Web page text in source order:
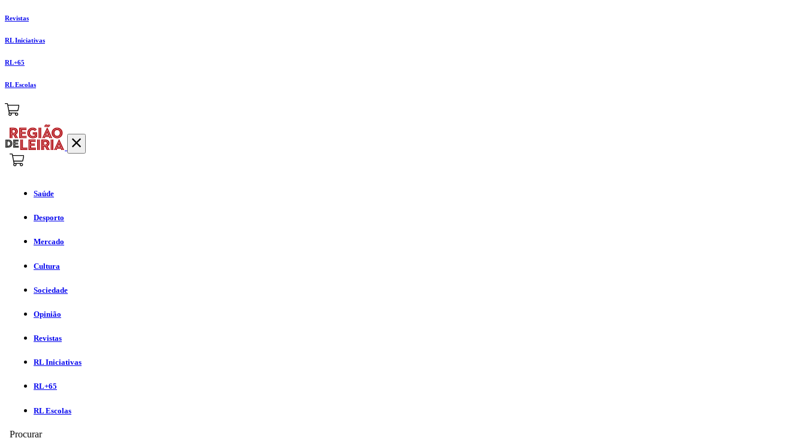
Revistas
RL Iniciativas
RL+65
RL Escolas
Saúde
Desporto
Mercado
Cultura
Sociedade
Opinião
Revistas
RL Iniciativas
RL+65
RL Escolas
Procurar